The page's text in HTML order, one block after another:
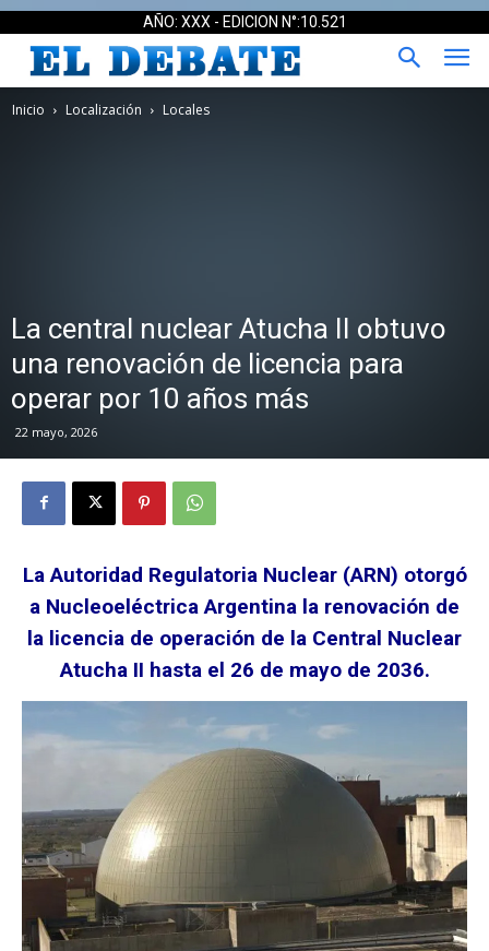
AÑO: XXX - EDICION N°:10.521
Inicio Localización Locales
La central nuclear Atucha II obtuvo
una renovación de licencia para
operar por 10 años más
22 mayo, 2026
La Autoridad Regulatoria Nuclear (ARN) otorgó
a Nucleoeléctrica Argentina la renovación de
la licencia de operación de la Central Nuclear
Atucha II hasta el 26 de mayo de 2036.